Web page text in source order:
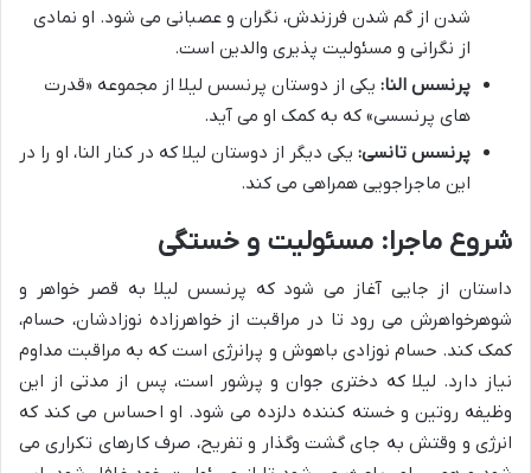
شدن از گم شدن فرزندش، نگران و عصبانی می شود. او نمادی
از نگرانی و مسئولیت پذیری والدین است.
پرنسس النا: یکی از دوستان پرنسس لیلا از مجموعه «قدرت
های پرنسسی» که به کمک او می آید.
پرنسس تانسی: یکی دیگر از دوستان لیلا که در کنار النا، او را در
این ماجراجویی همراهی می کند.
شروع ماجرا: مسئولیت و خستگی
داستان از جایی آغاز می شود که پرنسس لیلا به قصر خواهر و
شوهرخواهرش می رود تا در مراقبت از خواهرزاده نوزادشان، حسام،
کمک کند. حسام نوزادی باهوش و پرانرژی است که به مراقبت مداوم
نیاز دارد. لیلا که دختری جوان و پرشور است، پس از مدتی از این
وظیفه روتین و خسته کننده دلزده می شود. او احساس می کند که
انرژی و وقتش به جای گشت وگذار و تفریح، صرف کارهای تکراری می